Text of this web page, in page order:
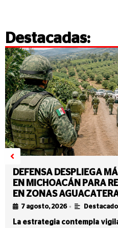
Destacadas:
DEFENSA DESPLIEGA
EN MICHOACÁN PARA
EN ZONAS
7 agosto, 2026 • Destacado
La estrategia contempla